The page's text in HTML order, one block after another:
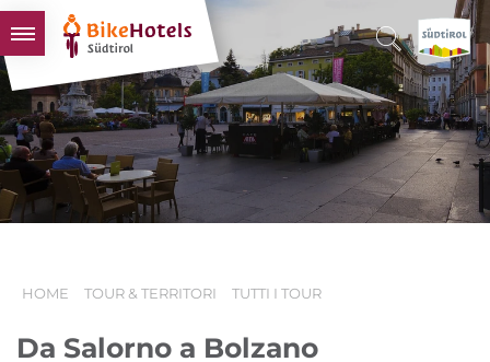
BIKEHOTELS
HOTELS & PACCHETTI
TOUR & TERRITORI
L'ALTO ADIGE & NOI
HOME TOUR & TERRITORI TUTTI I TOUR
Da Salorno a Bolzano